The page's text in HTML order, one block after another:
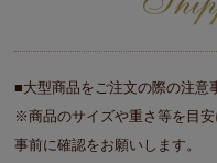
■大型商品をご注文の際の注意
※商品のサイズや重さ等を目
事前に確認をお願いします。